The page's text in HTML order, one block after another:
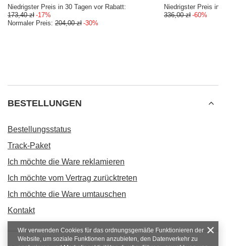
Niedrigster Preis in 30 Tagen vor Rabatt:
173,40 zł -17%
Normaler Preis: 204,00 zł -30%
Niedrigster Preis in
336,00 zł -60%
BESTELLUNGEN
Bestellungsstatus
Track-Paket
Ich möchte die Ware reklamieren
Ich möchte vom Vertrag zurücktreten
Ich möchte die Ware umtauschen
Kontakt
Wir verwenden Cookies für das ordnungsgemäße Funktionieren der
Website, um soziale Funktionen anzubieten, den Datenverkehr zu